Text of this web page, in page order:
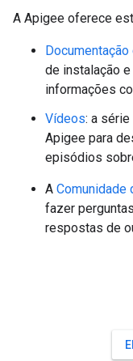
A Apigee oferece
de instalação
informações
Vídeos: a
Apigee para
episódios
A Comunidade
fazer
respostas de